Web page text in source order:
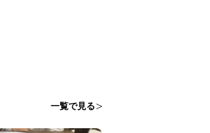
一覧で見る